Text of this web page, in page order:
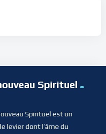
Spirituel
Spirituel est un
levier dont l’âme du